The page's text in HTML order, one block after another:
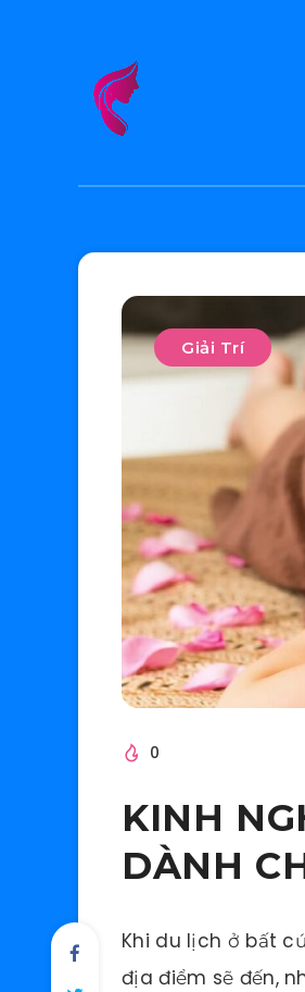
Giải Trí
0
KINH
DÀNH
Khi du lịch ở bất
địa điểm sẽ đến,